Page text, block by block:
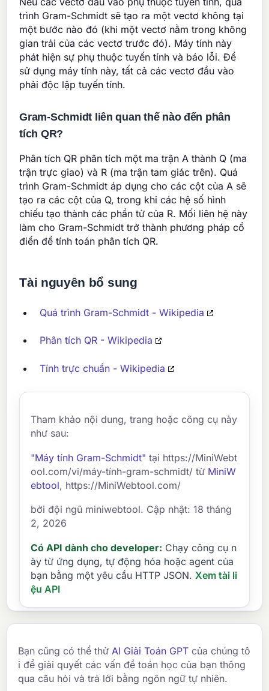
trình Gram-Schmidt sẽ tạo ra một vectơ không tại
một bước nào đó (khi một vectơ nằm trong không
gian trải của các vectơ trước đó). Máy tính này
phát hiện sự phụ thuộc tuyến tính và báo lỗi. Để
sử dụng máy tính này, tất cả các vectơ đầu vào
phải độc lập tuyến tính.
Gram-Schmidt liên quan thế nào đến phân
tích QR?
Phân tích QR phân tích một ma trận A thành Q (ma
trận trực giao) và R (ma trận tam giác trên). Quá
trình Gram-Schmidt áp dụng cho các cột của A sẽ
tạo ra các cột của Q, trong khi các hệ số hình
chiếu tạo thành các phần tử của R. Mối liên hệ này
làm cho Gram-Schmidt trở thành phương pháp cổ
điển để tính toán phân tích QR.
Tài nguyên bổ sung
Quá trình Gram-Schmidt - Wikipedia
Phân tích QR - Wikipedia
Tính trực chuẩn - Wikipedia
Tham khảo nội dung, trang hoặc công cụ này
như sau:
"Máy tính Gram-Schmidt" tại https://MiniWebt
ool.com/vi/máy-tính-gram-schmidt/ từ MiniW
ebtool, https://MiniWebtool.com/
bởi đội ngũ miniwebtool. Cập nhật: 18 tháng
2, 2026
Có API dành cho developer: Chạy công cụ n
ày từ ứng dụng, tự động hóa hoặc agent của
bạn bằng một yêu cầu HTTP JSON. Xem tài li
ệu API
Bạn cũng có thể thử AI Giải Toán GPT của chúng tô
i để giải quyết các vấn đề toán học của bạn thông
qua câu hỏi và trả lời bằng ngôn ngữ tự nhiên.